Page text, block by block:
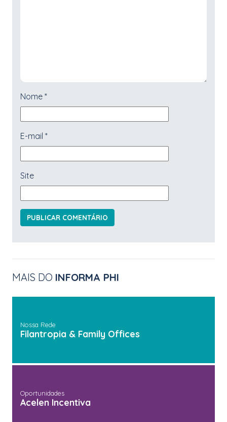
Nome *
E-mail *
Site
MAIS DO INFORMA PHI
Nossa Rede
Filantropia & Family Offices
Oportunidades
Acelen Incentiva